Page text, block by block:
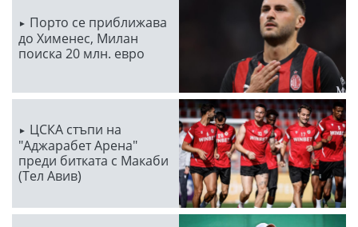
Порто се приближава
до Хименес, Милан
поиска 20 млн. евро
ЦСКА стъпи на
"Аджарабет Арена"
преди битката с Макаби
(Тел Авив)